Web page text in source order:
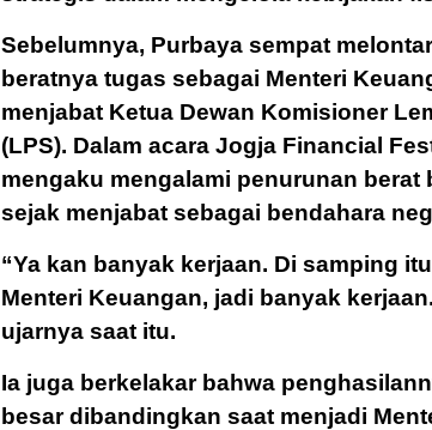
Sebelumnya, Purbaya sempat
beratnya tugas sebagai Menteri
menjabat Ketua Dewan Komisioner
(LPS). Dalam acara Jogja Financial
mengaku mengalami penurunan berat
sejak menjabat sebagai bendahara
“Ya kan banyak kerjaan. Di samping
Menteri Keuangan, jadi banyak
ujarnya saat itu.
Ia juga berkelakar bahwa
besar dibandingkan saat menjadi